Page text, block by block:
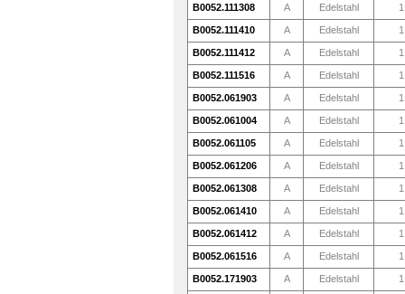
B0052.111308 A Edelstahl
B0052.111410 A Edelstahl
B0052.111412 A Edelstahl
B0052.111516 A Edelstahl
B0052.061903 A Edelstahl
B0052.061004 A Edelstahl
B0052.061105 A Edelstahl
B0052.061206 A Edelstahl
B0052.061308 A Edelstahl
B0052.061410 A Edelstahl
B0052.061412 A Edelstahl
B0052.061516 A Edelstahl
B0052.171903 A Edelstahl